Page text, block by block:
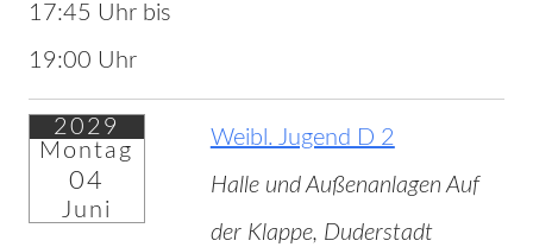
17:45 Uhr bis
19:00 Uhr
2029
Montag
04
Juni
Weibl. Jugend D 2
Halle und Außenanlagen Auf
der Klappe, Duderstadt